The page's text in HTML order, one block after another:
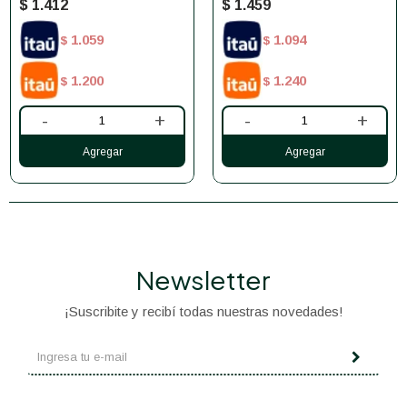
$ 1.412
$ 1.059
$ 1.200
- +
$ 1.459
$ 1.094
$ 1.240
- +
Newsletter
¡Suscribite y recibí todas nuestras novedades!